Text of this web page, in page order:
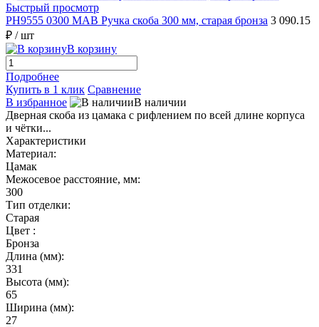
Быстрый просмотр
PH9555 0300 MAB Ручка скоба 300 мм, старая бронза 3 090.15
₽ / шт
В корзину
Подробнее
Купить в 1 клик Сравнение
В избранное
В наличии
Дверная скоба из цамака с рифлением по всей длине корпуса
и чётки...
Характеристики
Материал:
Цамак
Межосевое расстояние, мм:
300
Тип отделки:
Старая
Цвет :
Бронза
Длина (мм):
331
Высота (мм):
65
Ширина (мм):
27